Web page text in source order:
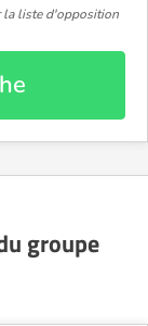
la liste d'opposition
groupe